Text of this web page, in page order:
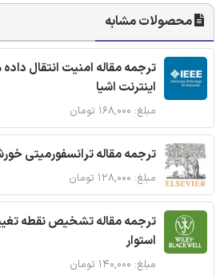
محصولات مشابه
اینترنت اشیا
مبلغ: ۱۶۸,۰۰۰ تومان
ترجمه مقاله ترانسفورمیتی
مبلغ: ۱۲۸,۰۰۰ تومان
ترجمه مقاله تشخیص نقطه
استوار
مبلغ: ۱۴۰,۰۰۰ تومان